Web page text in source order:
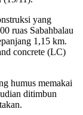
yang
ruas Sabahbalau
1,15 km.
concrete (LC)
humus memakai
ditimbun